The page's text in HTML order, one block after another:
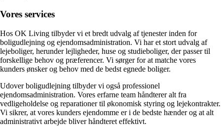
Vores services
Hos OK Living tilbyder vi et bredt udvalg af tjenester inden for
boligudlejning og ejendomsadministration. Vi har et stort udvalg af
lejeboliger, herunder lejligheder, huse og studieboliger, der passer til
forskellige behov og præferencer. Vi sørger for at matche vores
kunders ønsker og behov med de bedst egnede boliger.
Udover boligudlejning tilbyder vi også professionel
ejendomsadministration. Vores erfarne team håndterer alt fra
vedligeholdelse og reparationer til økonomisk styring og lejekontrakter.
Vi sikrer, at vores kunders ejendomme er i de bedste hænder og at alt
administrativt arbejde bliver håndteret effektivt.